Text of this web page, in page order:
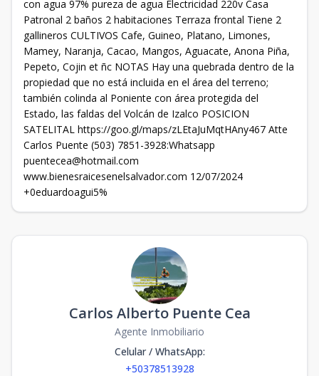
con agua 97% pureza de agua Electricidad 220v Casa
Patronal 2 baños 2 habitaciones Terraza frontal Tiene 2
gallineros CULTIVOS Cafe, Guineo, Platano, Limones,
Mamey, Naranja, Cacao, Mangos, Aguacate, Anona Piña,
Pepeto, Cojin et ñc NOTAS Hay una quebrada dentro de la
propiedad que no está incluida en el área del terreno;
también colinda al Poniente con área protegida del
Estado, las faldas del Volcán de Izalco POSICION
SATELITAL https://goo.gl/maps/zLEtaJuMqtHAny467 Atte
Carlos Puente (503) 7851-3928:Whatsapp
puentecea@hotmail.com
www.bienesraicesenelsalvador.com 12/07/2024
+0eduardoagui5%
Carlos Alberto Puente Cea
Agente Inmobiliario
Celular / WhatsApp:
+50378513928